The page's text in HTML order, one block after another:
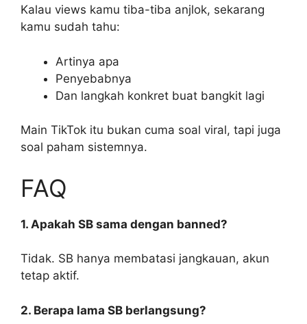
Kalau views kamu tiba-tiba anjlok, sekarang
kamu sudah tahu:
Artinya apa
Penyebabnya
Dan langkah konkret buat bangkit lagi
Main TikTok itu bukan cuma soal viral, tapi juga
soal paham sistemnya.
FAQ
1. Apakah SB sama dengan banned?
Tidak. SB hanya membatasi jangkauan, akun
tetap aktif.
2. Berapa lama SB berlangsung?